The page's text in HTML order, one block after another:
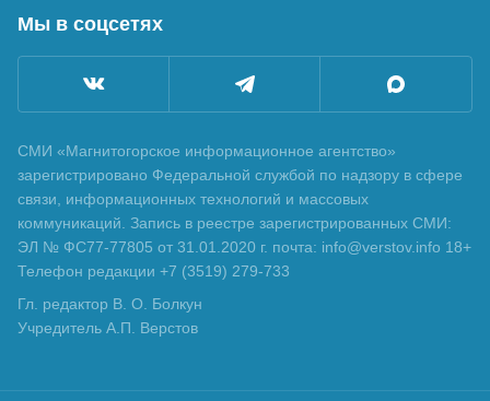
Мы в соцсетях
СМИ «Магнитогорское информационное агентство»
зарегистрировано Федеральной службой по надзору в сфере
связи, информационных технологий и массовых
коммуникаций. Запись в реестре зарегистрированных СМИ:
ЭЛ № ФС77-77805 от 31.01.2020 г. почта: info@verstov.info 18+
Телефон редакции +7 (3519) 279-733
Гл. редактор В. О. Болкун
Учредитель А.П. Верстов